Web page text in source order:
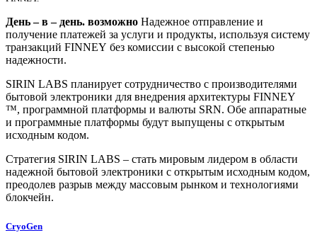
День – в – день. возможно Надежное отправление и
получение платежей за услуги и продукты, используя систему
транзакций FINNEY без комиссии с высокой степенью
надежности.
SIRIN LABS планирует сотрудничество с производителями
бытовой электроники для внедрения архитектуры FINNEY
™, программной платформы и валюты SRN. Обе аппаратные
и программные платформы будут выпущены с открытым
исходным кодом.
Стратегия SIRIN LABS – стать мировым лидером в области
надежной бытовой электроники с открытым исходным кодом,
преодолев разрыв между массовым рынком и технологиями
блокчейн.
CryoGen